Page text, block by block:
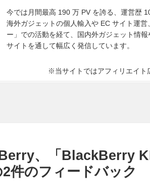
今では月間最高 190 万 PV を誇る、運営歴
海外ガジェットの個人輸入や EC サイト運
ー」での活動を経て、国内外ガジェット情
サイトを通して幅広く発信しています。
※当サイトではアフィリエイト
、「BlackBerry
2件のフィードバック